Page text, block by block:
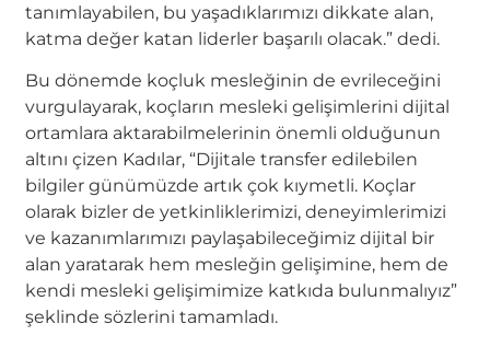
tanımlayabilen, bu yaşadıklarımızı dikkate alan,
katma değer katan liderler başarılı olacak.” dedi.
Bu dönemde koçluk mesleğinin de evrileceğini
vurgulayarak, koçların mesleki gelişimlerini dijital
ortamlara aktarabilmelerinin önemli olduğunun
altını çizen Kadılar, “Dijitale transfer edilebilen
bilgiler günümüzde artık çok kıymetli. Koçlar
olarak bizler de yetkinliklerimizi, deneyimlerimizi
ve kazanımlarımızı paylaşabileceğimiz dijital bir
alan yaratarak hem mesleğin gelişimine, hem de
kendi mesleki gelişimimize katkıda bulunmalıyız”
şeklinde sözlerini tamamladı.